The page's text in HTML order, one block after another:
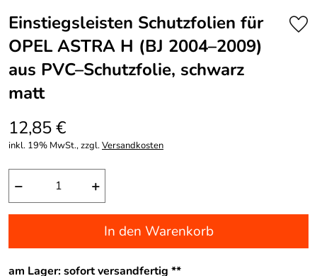
Einstiegsleisten Schutzfolien für
OPEL ASTRA H (BJ 2004–2009)
aus PVC–Schutzfolie, schwarz
matt
12,85 €
inkl. 19% MwSt., zzgl.Versandkosten
− +
In den Warenkorb
am Lager: sofort versandfertig **